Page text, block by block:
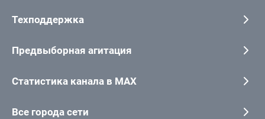
Техподдержка
Предвыборная агитация
Статистика канала в MAX
Все города сети